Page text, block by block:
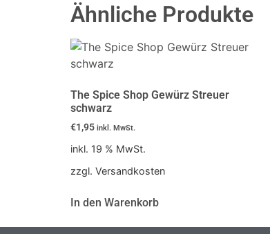
Ähnliche Produkte
The Spice Shop Gewürz Streuer
schwarz
€1,95 inkl. MwSt.
inkl. 19 % MwSt.
zzgl. Versandkosten
In den Warenkorb